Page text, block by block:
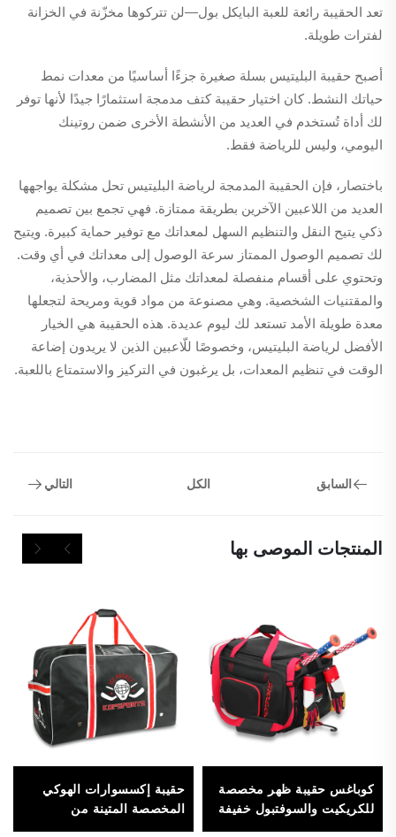
تعد الحقيبة رائعة للعبة البايكل بول—لن تتركوها مخزّنة في الخزانة
لفترات طويلة.
أصبح حقيبة البليتيس بسلة صغيرة جزءًا أساسيًا من معدات نمط
حياتك النشط. كان اختيار حقيبة كتف مدمجة استثمارًا جيدًا لأنها توفر
لك أداة تُستخدم في العديد من الأنشطة الأخرى ضمن روتينك
اليومي، وليس للرياضة فقط.
باختصار، فإن الحقيبة المدمجة لرياضة البليتيس تحل مشكلة يواجهها
العديد من اللاعبين الآخرين بطريقة ممتازة. فهي تجمع بين تصميم
ذكي يتيح النقل والتنظيم السهل لمعداتك مع توفير حماية كبيرة. ويتيح
لك تصميم الوصول الممتاز سرعة الوصول إلى معداتك في أي وقت.
وتحتوي على أقسام منفصلة لمعداتك مثل المضارب، والأحذية،
والمقتنيات الشخصية. وهي مصنوعة من مواد قوية ومريحة لتجعلها
معدة طويلة الأمد تستعد لك ليوم عديدة. هذه الحقيبة هي الخيار
الأفضل لرياضة البليتيس، وخصوصًا للّاعبين الذين لا يريدون إضاعة
الوقت في تنظيم المعدات، بل يرغبون في التركيز والاستمتاع باللعبة.
السابق الكل التالي
المنتجات الموصى بها
كوباغس حقيبة ظهر مخصصة
للكريكيت والسوفتبول خفيفة
الوزن كيس دفل للرجال
حقيبة إكسسوارات الهوكي
المخصصة المتينة من
Kopbags للهوكي على